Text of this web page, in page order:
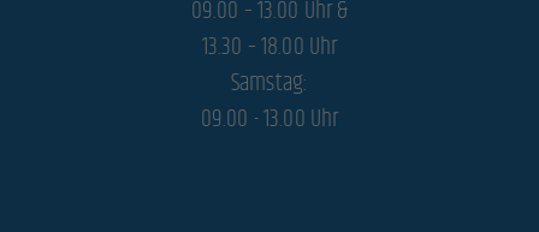
09.00 – 13.00 Uhr &
13.30 – 18.00 Uhr
Samstag:
09.00 - 13.00 Uhr
Inhalte von Videoplattformen und Social-Media-Plattformen werden standardmäßig blockiert. Wenn
Cookies von externen Medien akzeptiert werden, bedarf der Zugriff auf diese Inhalte keiner manuellen